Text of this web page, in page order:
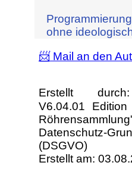
ohne
📨 Mail an den
Erstellt
V6.04.01
Datenschutz-
(DSGVO)
Erstellt am: